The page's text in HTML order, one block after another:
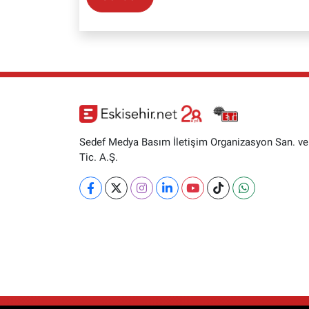
Sedef Medya Basım İletişim Organizasyon San. ve
Tic. A.Ş.